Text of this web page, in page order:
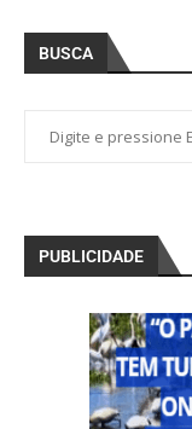
BUSCA
PUBLICIDADE